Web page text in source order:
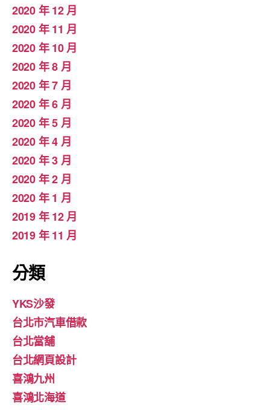
2020 年 12 月
2020 年 11 月
2020 年 10 月
2020 年 8 月
2020 年 7 月
2020 年 6 月
2020 年 5 月
2020 年 4 月
2020 年 3 月
2020 年 2 月
2020 年 1 月
2019 年 12 月
2019 年 11 月
分類
YKS沙發
台北市汽車借款
台北當舖
台北網頁設計
喜鴻九州
喜鴻北海道